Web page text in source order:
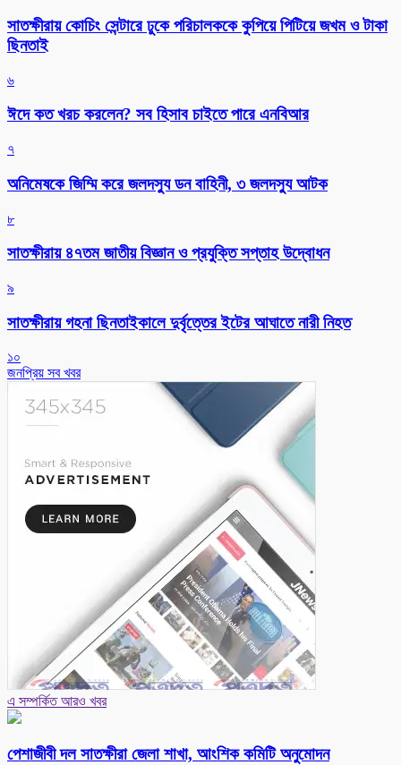
সাতক্ষীরায় কোচিং সেন্টারে ঢুকে পরিচালককে কুপিয়ে পিটিয়ে জখম ও টাকা
ছিনতাই
৬
ঈদে কত খরচ করলেন? সব হিসাব চাইতে পারে এনবিআর
৭
অনিমেষকে জিম্মি করে জলদস্যু ডন বাহিনী, ৩ জলদস্যু আটক
৮
সাতক্ষীরায় ৪৭তম জাতীয় বিজ্ঞান ও প্রযুক্তি সপ্তাহ উদ্বোধন
৯
সাতক্ষীরায় গহনা ছিনতাইকালে দুর্বৃত্তের ইটের আঘাতে নারী নিহত
১০
জনপ্রিয় সব খবর
এ সম্পর্কিত আরও খবর
পেশাজীবী দল সাতক্ষীরা জেলা শাখা, আংশিক কমিটি অনুমোদন